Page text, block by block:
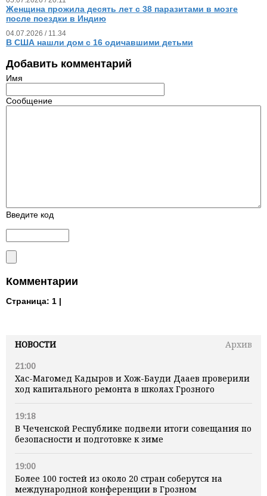
НОВОСТИ
Архив
21:00
Хас-Магомед Кадыров и Хож-Бауди Дааев проверили
ход капитального ремонта в школах Грозного
19:18
В Чеченской Республике подвели итоги совещания по
безопасности и подготовке к зиме
19:00
Более 100 гостей из около 20 стран соберутся на
международной конференции в Грозном
Женщина прожила десять лет с 38 паразитами в мозге
после поездки в Индию
04.07.2026 / 11.34
В США нашли дом с 16 одичавшими детьми
Добавить комментарий
Имя
Сообщение
Введите код
Комментарии
Страница: 1 |